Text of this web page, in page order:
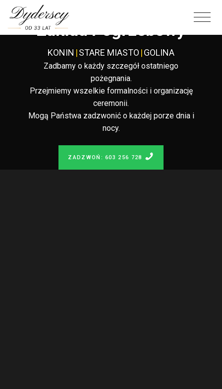
Całodobowy
Zakład Pogrzebowy
KONIN |STARE MIASTO |GOLINA
Zadbamy o każdy szczegół ostatniego
pożegnania.
Przejmiemy wszelkie formalności i organizację
ceremonii.
Mogą Państwa zadzwonić o każdej porze dnia i
nocy.
ZADZWOŃ: 603 256 728